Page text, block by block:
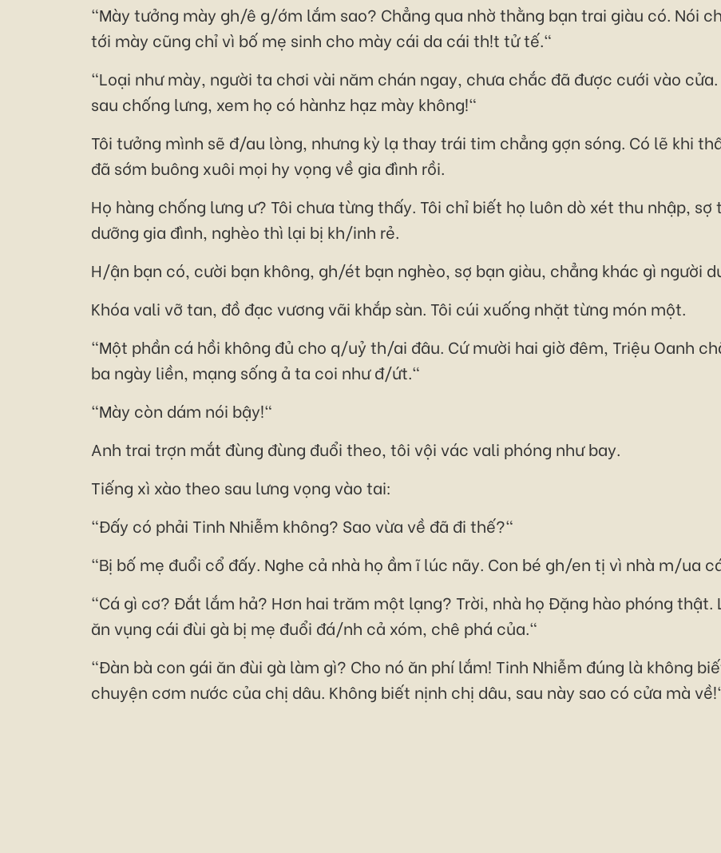
"Mày tưởng mày gh/ê g/ớm lắm sao? Chẳng qua nhờ thằng bạn trai giàu có. Nói
tới mày cũng chỉ vì bố mẹ sinh cho mày cái da cái th!t tử tế."
"Loại như mày, người ta chơi vài năm chán ngay, chưa chắc đã được cưới vào
sau chống lưng, xem họ có hànhz hạz mày không!"
Tôi tưởng mình sẽ đ/au lòng, nhưng kỳ lạ thay trái tim chẳng gợn sóng. Có lẽ khi
đã sớm buông xuôi mọi hy vọng về gia đình rồi.
Họ hàng chống lưng ư? Tôi chưa từng thấy. Tôi chỉ biết họ luôn dò xét thu nhập,
dưỡng gia đình, nghèo thì lại bị kh/inh rẻ.
H/ận bạn có, cười bạn không, gh/ét bạn nghèo, sợ bạn giàu, chẳng khác gì người
Khóa vali vỡ tan, đồ đạc vương vãi khắp sàn. Tôi cúi xuống nhặt từng món một.
"Một phần cá hồi không đủ cho q/uỷ th/ai đâu. Cứ mười hai giờ đêm, Triệu Oanh
ba ngày liền, mạng sống ả ta coi như đ/ứt."
"Mày còn dám nói bậy!"
Anh trai trợn mắt đùng đùng đuổi theo, tôi vội vác vali phóng như bay.
Tiếng xì xào theo sau lưng vọng vào tai:
"Đấy có phải Tinh Nhiễm không? Sao vừa về đã đi thế?"
"Bị bố mẹ đuổi cổ đấy. Nghe cả nhà họ ầm ĩ lúc nãy. Con bé gh/en tị vì nhà m/ua
"Cá gì cơ? Đắt lắm hả? Hơn hai trăm một lạng? Trời, nhà họ Đặng hào phóng
ăn vụng cái đùi gà bị mẹ đuổi đá/nh cả xóm, chê phá của."
"Đàn bà con gái ăn đùi gà làm gì? Cho nó ăn phí lắm! Tinh Nhiễm đúng là không
chuyện cơm nước của chị dâu. Không biết nịnh chị dâu, sau này sao có cửa mà